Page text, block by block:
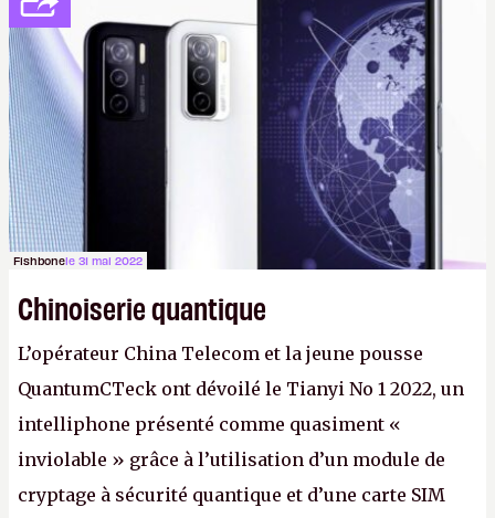
prétendre réussir le célèbre test de Turing. (Crédit
photo : Pexels - Arthur Brognoli)
Fishbonele 31 mai 2022
Chinoiserie quantique
L’opérateur China Telecom et la jeune pousse
QuantumCTeck ont dévoilé le Tianyi No 1 2022, un
intelliphone présenté comme quasiment «
inviolable » grâce à l’utilisation d’un module de
cryptage à sécurité quantique et d’une carte SIM